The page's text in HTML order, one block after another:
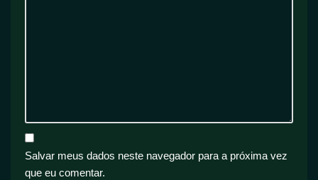
Salvar meus dados neste navegador para a próxima vez
que eu comentar.